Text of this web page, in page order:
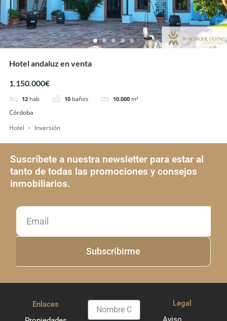
Hotel andaluz en venta
1.150.000€
12 hab 10 baños 10.000 m²
Córdoba
Hotel
Inversión
Suscríbete a nuestra newsletter para estar al
tanto de todas las promociones y consejos
inmobiliarios.
Email
Subscribirme
Enlaces
Nombre
Completo
Legal